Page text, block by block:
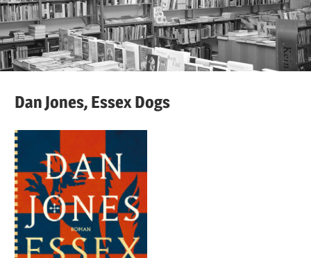
Dan Jones, Essex Dogs